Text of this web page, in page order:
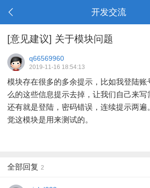
开发交流
[意见建议] 关于模块问题
q66569960
2019-11-16 18:54:13
模块存在很多的多余提示，比如我登陆账
么的这些信息提示去掉，让我们自己来写
还有就是登陆，密码错误，连续提示两遍
觉这模块是用来测试的。
全部回复 2